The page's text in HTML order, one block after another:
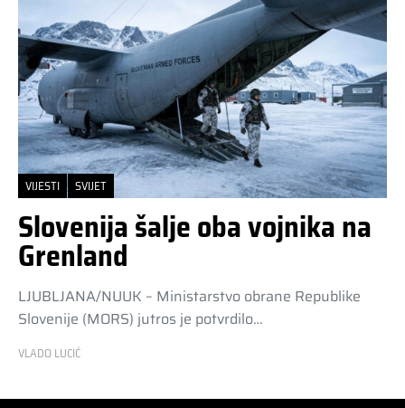
VIJESTI SVIJET
Slovenija šalje oba vojnika na
Grenland
LJUBLJANA/NUUK – Ministarstvo obrane Republike
Slovenije (MORS) jutros je potvrdilo…
VLADO LUCIĆ